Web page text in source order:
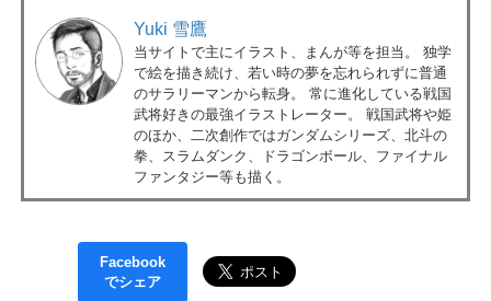
Yuki 雪鷹
当サイトで主にイラスト、まんが等を担当。 独学
で絵を描き続け、若い時の夢を忘れられずに普通
のサラリーマンから転身。 常に進化している戦国
武将好きの最強イラストレーター。 戦国武将や姫
のほか、二次創作ではガンダムシリーズ、北斗の
拳、スラムダンク、ドラゴンボール、ファイナル
ファンタジー等も描く。
Facebook
でシェア